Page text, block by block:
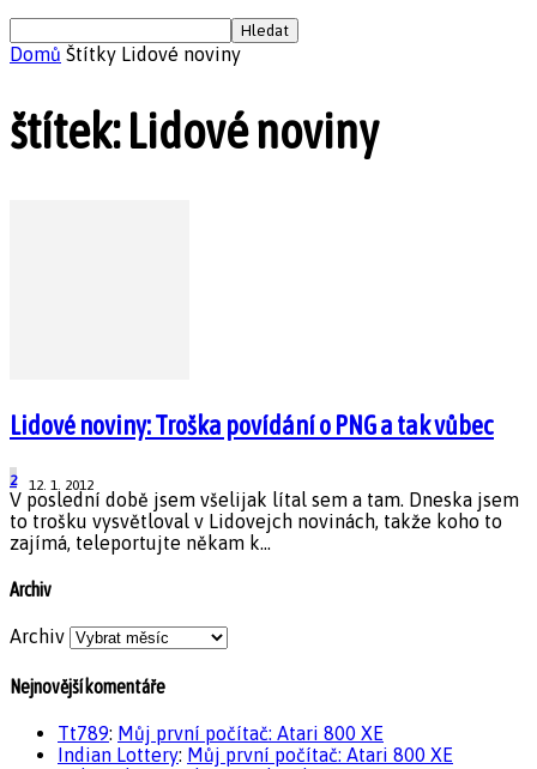
Domů Štítky Lidové noviny
štítek: Lidové noviny
Lidové noviny: Troška povídání o PNG a tak vůbec
12. 1. 2012
2
V poslední době jsem všelijak lítal sem a tam. Dneska jsem
to trošku vysvětloval v Lidovejch novinách, takže koho to
zajímá, teleportujte někam k...
Archiv
Archiv
Nejnovější komentáře
Tt789: Můj první počítač: Atari 800 XE
Indian Lottery: Můj první počítač: Atari 800 XE